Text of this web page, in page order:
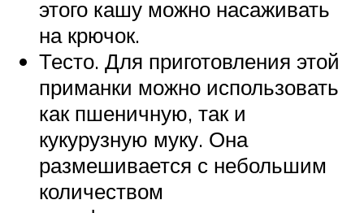
этого кашу можно насаживать
на крючок.
Тесто. Для приготовления этой
приманки можно использовать
как пшеничную, так и
кукурузную муку. Она
размешивается с небольшим
количеством